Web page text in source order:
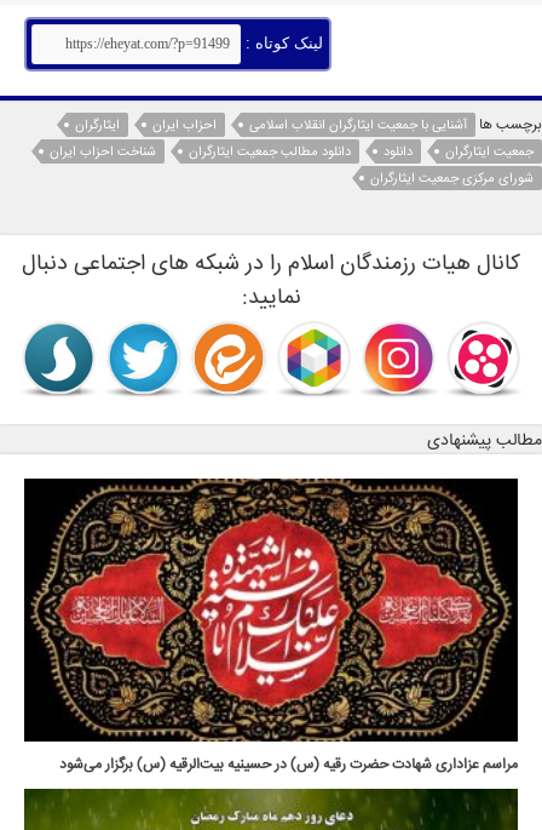
لینک کوتاه :
برچسب ها آشنایی با جمعیت ایثارگران انقلاب اسلامی احزاب ایران
ایثارگران
جمعیت ایثارگران
دانلود دانلود مطالب جمعیت ایثارگران
شناخت احزاب ایران
شورای مرکزی جمعیت ایثارگران
کانال هیات رزمندگان اسلام را در شبکه های اجتماعی دنبال
نمایید:
مطالب پیشنهادی
مراسم عزاداری شهادت حضرت رقیه (س) در حسینیه بیت‌الرقیه (س) برگزار می‌شود